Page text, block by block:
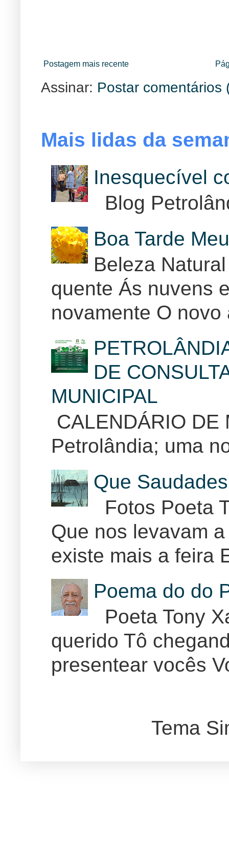
Postagem mais recente
Assinar: Postar comentários
Mais lidas da
Inesquecível
Blog
Boa Tarde
Beleza
quente Ás nuvens
novamente O
DE
MUNICIPAL
CALENDÁRIO DE
Petrolândia; uma
Que
Fotos Poeta
Que nos levavam
existe mais a feira
Poema do do
Poeta Tony
querido Tô
presentear vocês
Tema